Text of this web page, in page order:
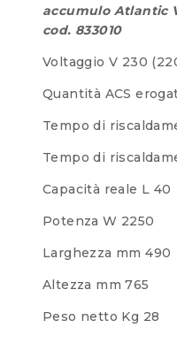
accumulo Atlantic
cod. 833010
Voltaggio V 230
Quantità ACS
Tempo di
Tempo di
Capacità reale L 40
Potenza W 2250
Larghezza mm 490
Altezza mm 765
Peso netto Kg 28